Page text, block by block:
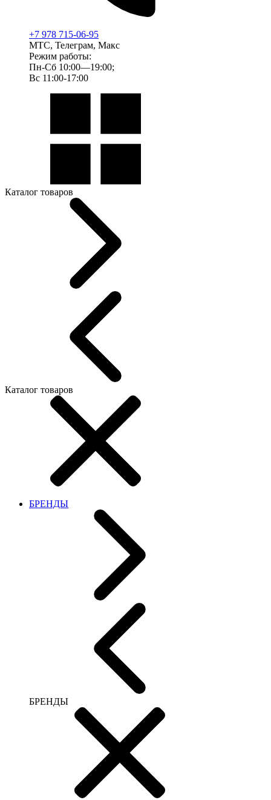
+7 978 715-06-95
МТС, Телеграм, Макс
Режим работы:
Пн-Сб 10:00—19:00;
Вс 11:00-17:00
Каталог товаров
Каталог товаров
БРЕНДЫ
БРЕНДЫ